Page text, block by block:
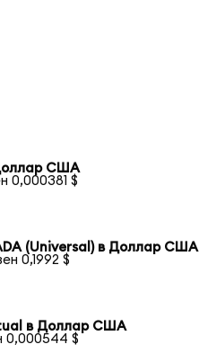
США
0,000381 $
(Universal) в Доллар США
0,1992 $
в Доллар США
0,000544 $